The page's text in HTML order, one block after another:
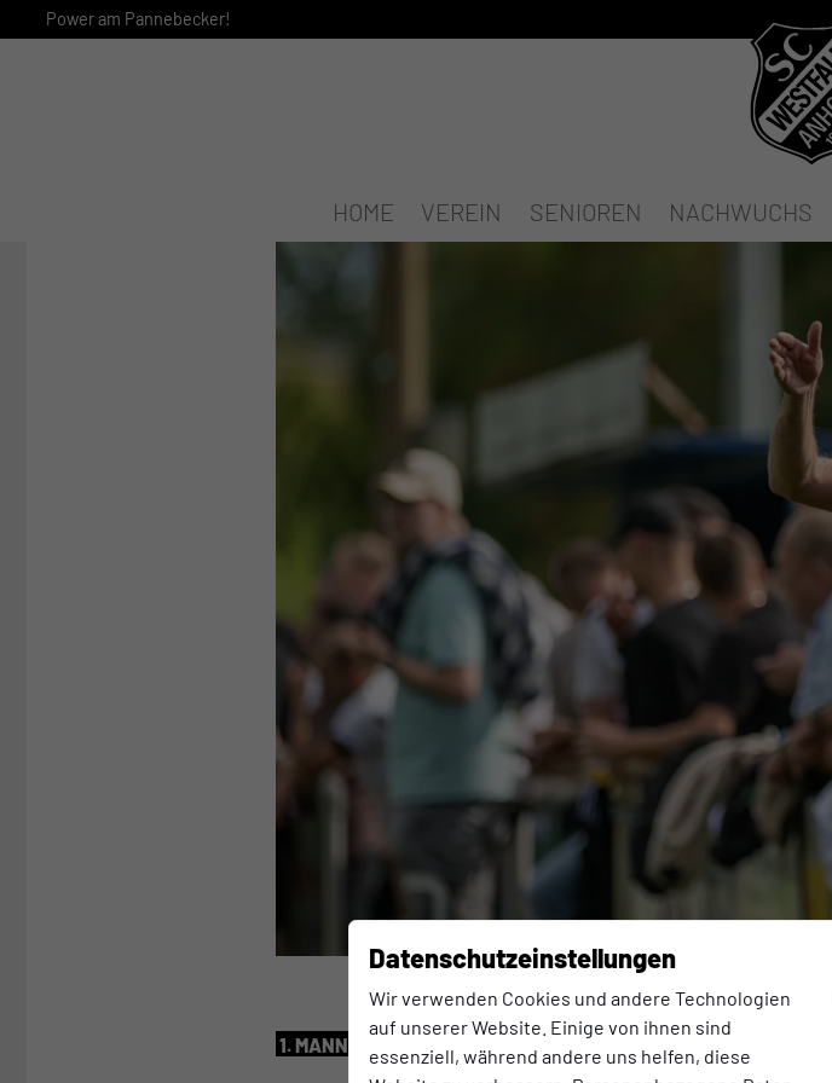
Datenschutzeinstellungen
Wir verwenden Cookies und andere Technologien
auf unserer Website. Einige von ihnen sind
essenziell, während andere uns helfen, diese
Power am Pannebecker!
HOME VEREIN SENIOREN NACHWUCHS
1. MANNSCHAFT Donnerstag, 28.08.2025 22:33 Uhr